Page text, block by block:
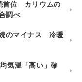
首位 カリウムの
調べ
のマイナス 冷暖
気温「高い」確